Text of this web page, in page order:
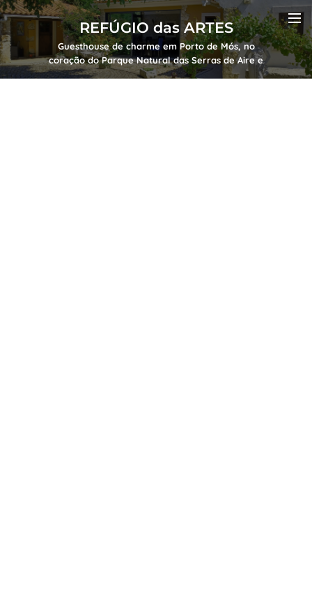
REFÚGIO das ARTES
Guesthouse de charme em Porto de Mós, no
coração do Parque Natural das Serras de Aire e
Candeeiros, perto de Fátima e Batalha.